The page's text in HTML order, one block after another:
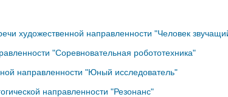
художественной направленности "Человек
"Соревновательная робототехника"
направленности "Юный исследователь"
направленности "Резонанс"